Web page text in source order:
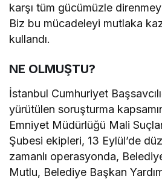
karşı tüm gücümüzle
Biz bu mücadeleyi mutlaka
kullandı.
NE OLMUŞTU?
İstanbul Cumhuriyet
yürütülen soruşturma
Emniyet Müdürlüğü Mali
Şubesi ekipleri, 13 Eylül’de
zamanlı operasyonda,
Mutlu, Belediye Başkan